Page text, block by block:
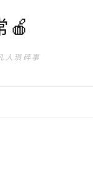
🍎
人瑣碎事